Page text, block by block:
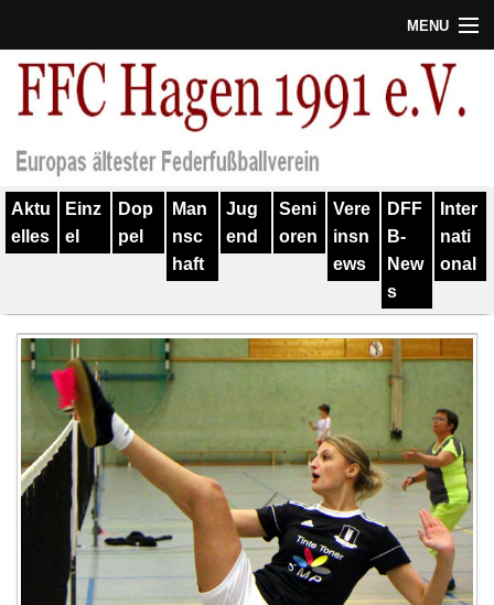
MENU
Termine
Verein
Geschichte
Training
Spieler
Kontakt
Links
Impressum
Aktu
elles
Einz
el
Dop
pel
Man
nsc
haft
Jug
end
Seni
oren
Vere
insn
ews
DFF
B-
New
s
Inter
nati
onal